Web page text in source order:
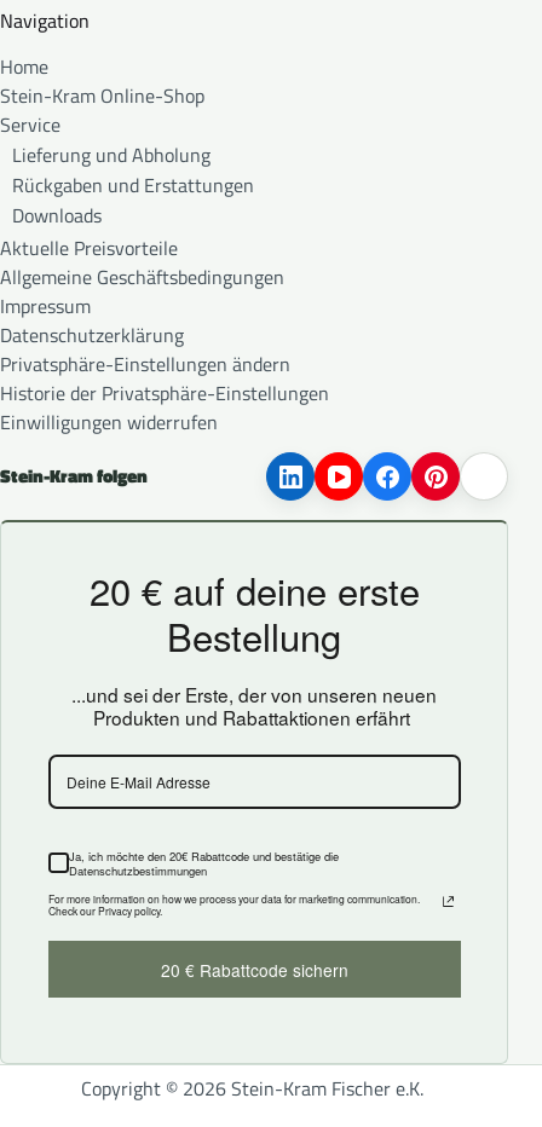
Navigation
Home
Stein-Kram Online-Shop
Service
Lieferung und Abholung
Rückgaben und Erstattungen
Downloads
Aktuelle Preisvorteile
Allgemeine Geschäftsbedingungen
Impressum
Datenschutzerklärung
Privatsphäre-Einstellungen ändern
Historie der Privatsphäre-Einstellungen
Einwilligungen widerrufen
Stein-Kram folgen
Copyright © 2026 Stein-Kram Fischer e.K.